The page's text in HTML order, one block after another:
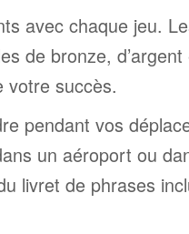
avec chaque jeu.
de bronze,
votre succès.
pendant vos
un aéroport ou
livret de phrases